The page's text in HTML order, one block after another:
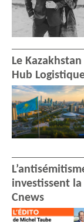
Le
Hub
investissent
Cnews